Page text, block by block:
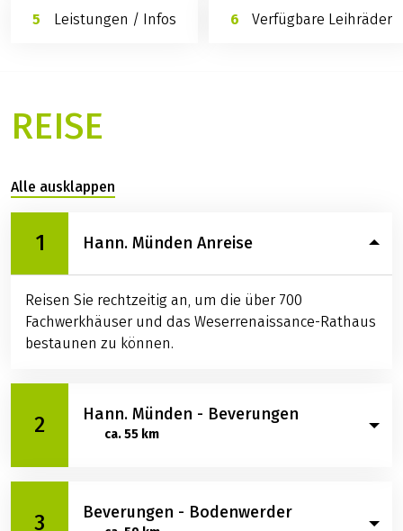
REISE
Alle ausklappen
Reisen Sie rechtzeitig an, um die über 700
bestaunen zu können.